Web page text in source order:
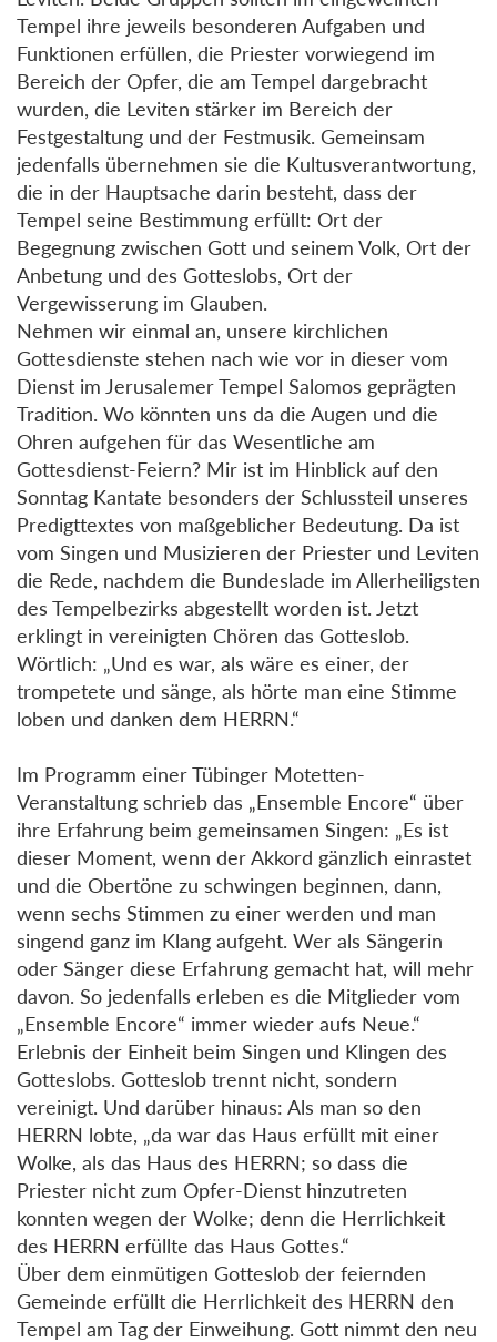
Tempel ihre jeweils besonderen Aufgaben und
Funktionen erfüllen, die Priester vorwiegend im
Bereich der Opfer, die am Tempel dargebracht
wurden, die Leviten stärker im Bereich der
Festgestaltung und der Festmusik. Gemeinsam
jedenfalls übernehmen sie die Kultusverantwortung,
die in der Hauptsache darin besteht, dass der
Tempel seine Bestimmung erfüllt: Ort der
Begegnung zwischen Gott und seinem Volk, Ort der
Anbetung und des Gotteslobs, Ort der
Vergewisserung im Glauben.
Nehmen wir einmal an, unsere kirchlichen
Gottesdienste stehen nach wie vor in dieser vom
Dienst im Jerusalemer Tempel Salomos geprägten
Tradition. Wo könnten uns da die Augen und die
Ohren aufgehen für das Wesentliche am
Gottesdienst-Feiern? Mir ist im Hinblick auf den
Sonntag Kantate besonders der Schlussteil unseres
Predigttextes von maßgeblicher Bedeutung. Da ist
vom Singen und Musizieren der Priester und Leviten
die Rede, nachdem die Bundeslade im Allerheiligsten
des Tempelbezirks abgestellt worden ist. Jetzt
erklingt in vereinigten Chören das Gotteslob.
Wörtlich: „Und es war, als wäre es einer, der
trompetete und sänge, als hörte man eine Stimme
loben und danken dem HERRN.“
Im Programm einer Tübinger Motetten-
Veranstaltung schrieb das „Ensemble Encore“ über
ihre Erfahrung beim gemeinsamen Singen: „Es ist
dieser Moment, wenn der Akkord gänzlich einrastet
und die Obertöne zu schwingen beginnen, dann,
wenn sechs Stimmen zu einer werden und man
singend ganz im Klang aufgeht. Wer als Sängerin
oder Sänger diese Erfahrung gemacht hat, will mehr
davon. So jedenfalls erleben es die Mitglieder vom
„Ensemble Encore“ immer wieder aufs Neue.“
Erlebnis der Einheit beim Singen und Klingen des
Gotteslobs. Gotteslob trennt nicht, sondern
vereinigt. Und darüber hinaus: Als man so den
HERRN lobte, „da war das Haus erfüllt mit einer
Wolke, als das Haus des HERRN; so dass die
Priester nicht zum Opfer-Dienst hinzutreten
konnten wegen der Wolke; denn die Herrlichkeit
des HERRN erfüllte das Haus Gottes.“
Über dem einmütigen Gotteslob der feiernden
Gemeinde erfüllt die Herrlichkeit des HERRN den
Tempel am Tag der Einweihung. Gott nimmt den neu